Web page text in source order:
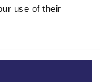
use of their
(42km)